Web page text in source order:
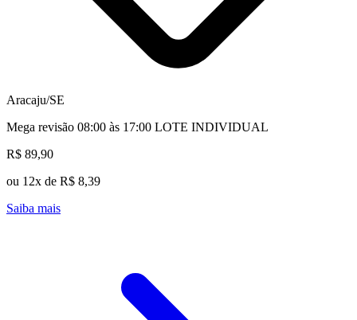
Aracaju/SE
Mega revisão 08:00 às 17:00 LOTE INDIVIDUAL
R$ 89,90
ou 12x de R$ 8,39
Saiba mais